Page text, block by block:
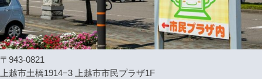
〒943-0821
上越市土橋1914−3 上越市市民プラザ1F